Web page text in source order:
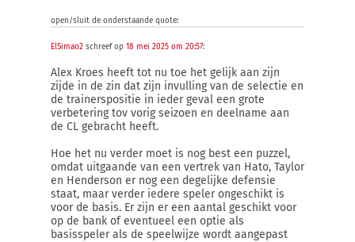
open/sluit de onderstaande quote:
ElSimao2 schreef op 18 mei 2025 om 20:57:
Alex Kroes heeft tot nu toe het gelijk aan zijn
zijde in de zin dat zijn invulling van de selectie en
de trainerspositie in ieder geval een grote
verbetering tov vorig seizoen en deelname aan
de CL gebracht heeft.
Hoe het nu verder moet is nog best een puzzel,
omdat uitgaande van een vertrek van Hato, Taylor
en Henderson er nog een degelijke defensie
staat, maar verder iedere speler ongeschikt is
voor de basis. Er zijn er een aantal geschikt voor
op de bank of eventueel een optie als
basisspeler als de speelwijze wordt aangepast